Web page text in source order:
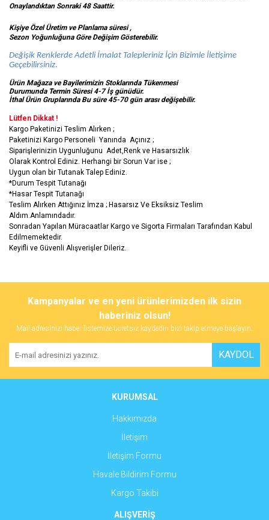
Onaylandıktan Sonraki 48 Saattir.
Kişiye Özel Üretim ve Planlama süresi ,
Sezon Yoğunluğuna Göre Değişim Gösterebilir.
Değişik Renklerde Adetli İmalat Talepleriniz İçin Bizimle İletişime
Geçebilirsiniz.
Ürün Mağaza ve Bayilerimizin Stoklarında Tükenmesi
Durumunda Termin Süresi 4-7 İş günüdür.
İthal Ürün Gruplarında Bu süre 45-70 gün arası değişebilir.
Lütfen Dikkat !
Kargo Paketinizi Teslim Alırken ;
Paketinizi Kargo Personeli Yanında Açınız ;
Siparişlerinizin Uygunluğunu Adet,Renk ve Hasarsızlık
Olarak Kontrol Ediniz. Herhangi bir Sorun Var ise ;
Uygun olan bir Tutanak Talep Ediniz.
*Durum Tespit Tutanağı
*Hasar Tespit Tutanağı
Teslim Alırken Attığınız İmza ; Hasarsız Ve Eksiksiz Teslim
Aldım.Anlamındadır.
Sonradan Yapılan Müracaatlar Kargo ve Sigorta Firmaları Tarafından Kabul
Edilmemektedir.
Keyifli ve Güvenli Alışverişler Dileriz.
Bu ürüne ilk yorumu siz yapın!
Yorum Yaz
tarafımıza iletebilirsiniz.
Görüş ve önerileriniz için teşekkür ederiz.
Ürün resmi kalitesiz, bozuk veya görüntülenemiyor.
Ürün açıklamasında eksik bilgiler bulunuyor.
Ürün fiyatı diğer sitelerden daha pahalı.
Gönder
Kampanyalar ve en yeni ürünlerimizden ilk sizin
haberiniz olsun!
Mail adresinizi haber listemize ücretsiz kaydedin bizi takip etmeye başlayın.
KAYDOL
KURUMSAL
Hakkımızda
İletişim
İletişim Formu
Havale Bildirim Formu
Kargo Takibi
ALIŞVERİŞ